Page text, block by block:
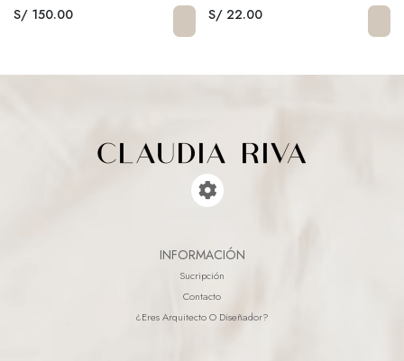
S/ 150.00
S/ 22.00
INFORMACIÓN
Sucripción
Contacto
¿eres Arquitecto O Diseñador?